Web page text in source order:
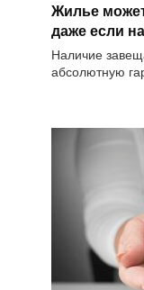
Жилье
даже если
Наличие
абсолютную